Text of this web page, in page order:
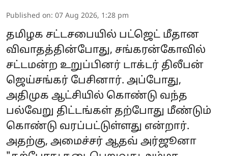
Published on: 07 Aug 2026, 1:28 pm
தமிழக சட்டசபையில் பட்ஜெட் மீதான
விவாதத்தின்போது, சங்கரன்கோவில்
சட்டமன்ற உறுப்பினர் டாக்டர் திலீபன்
ஜெய்சங்கர் பேசினார். அப்போது,
அதிமுக ஆட்சியில் கொண்டு வந்த
பல்வேறு திட்டங்கள் தற்போது மீண்டும்
கொண்டு வரப்பட்டுள்ளது என்றார்.
அதற்கு, அமைச்சர் ஆதவ் அர்ஜூனா